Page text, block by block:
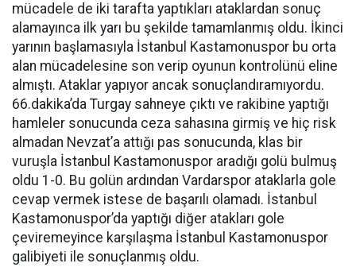
mücadele de iki tarafta yaptıkları ataklardan sonuç
alamayınca ilk yarı bu şekilde tamamlanmış oldu. İkinci
yarının başlamasıyla İstanbul Kastamonuspor bu orta
alan mücadelesine son verip oyunun kontrolünü eline
almıştı. Ataklar yapıyor ancak sonuçlandıramıyordu.
66.dakika’da Turgay sahneye çıktı ve rakibine yaptığı
hamleler sonucunda ceza sahasına girmiş ve hiç risk
almadan Nevzat’a attığı pas sonucunda, klas bir
vuruşla İstanbul Kastamonuspor aradığı golü bulmuş
oldu 1-0. Bu golün ardından Vardarspor ataklarla gole
cevap vermek istese de başarılı olamadı. İstanbul
Kastamonuspor’da yaptığı diğer atakları gole
çeviremeyince karşılaşma İstanbul Kastamonuspor
galibiyeti ile sonuçlanmış oldu.